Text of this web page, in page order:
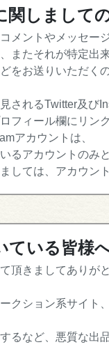
関しまして
メントやメッセー
またそれが特定出
をお送りいただく
されるTwitter及び
フィール欄にリン
アカウントは、
るアカウントのみ
しては、アカウン
ている皆様
頂きましてありが
クション系サイト
るなど、悪質な出